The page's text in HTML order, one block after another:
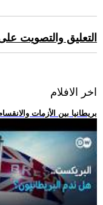
التعليق والتصويت
اخر الافلام
.. بريطانيا بين الأزمات